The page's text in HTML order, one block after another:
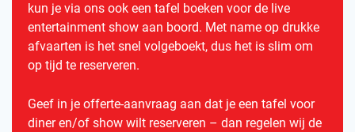
kun je via ons ook een tafel boeken voor de live
entertainment show aan boord. Met name op drukke
afvaarten is het snel volgeboekt, dus het is slim om
op tijd te reserveren.
Geef in je offerte-aanvraag aan dat je een tafel voor
diner en/of show wilt reserveren – dan regelen wij de